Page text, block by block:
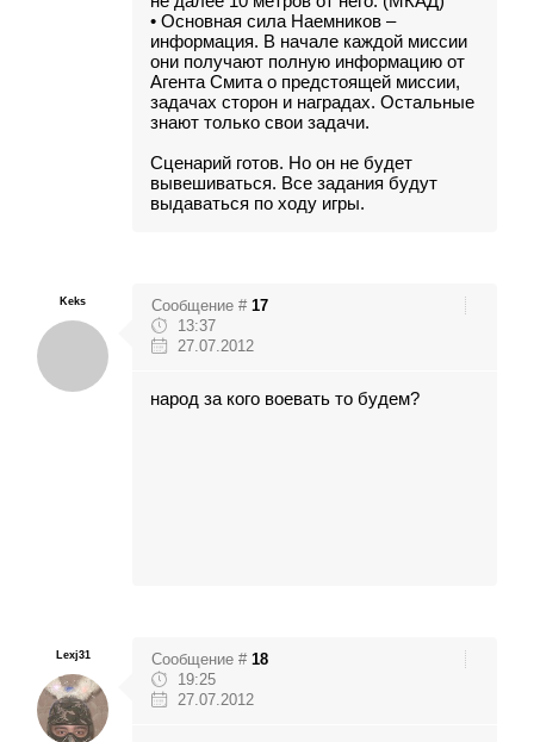
• Основная сила Наемников –
информация. В начале каждой миссии
они получают полную информацию от
Агента Смита о предстоящей миссии,
задачах сторон и наградах. Остальные
знают только свои задачи.
Сценарий готов. Но он не будет
вывешиваться. Все задания будут
выдаваться по ходу игры.
Keks Сообщение # 17
13:37
27.07.2012
народ за кого воевать то будем?
Lexj31 Сообщение # 18
19:25
27.07.2012